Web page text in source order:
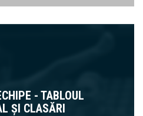
- TABLOUL
ȘI CLASĂRI